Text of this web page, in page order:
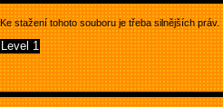
Ke stažení tohoto souboru je třeba silnějších práv.
Level 1